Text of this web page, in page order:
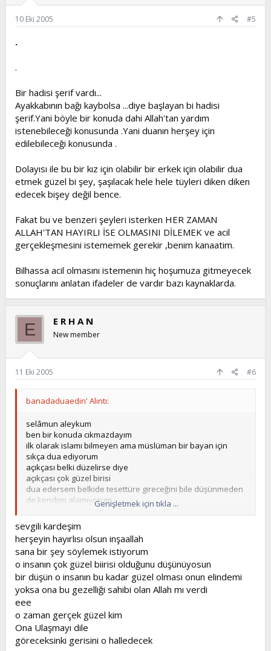
10 Eki 2005 #5
.
.
Bir hadisi şerif vardı...
Ayakkabının bağı kaybolsa ...diye başlayan bi hadisi
şerif.Yani böyle bir konuda dahi Allah'tan yardım
istenebileceği konusunda .Yani duanın herşey için
edilebileceği konusunda .
Dolayısı ile bu bir kız için olabilir bir erkek için olabilir dua
etmek güzel bi şey, şaşılacak hele hele tüyleri diken diken
edecek bişey değil bence.
Fakat bu ve benzeri şeyleri isterken HER ZAMAN
ALLAH'TAN HAYIRLI İSE OLMASINI DİLEMEK ve acil
gerçekleşmesini istememek gerekir ,benim kanaatim.
Bilhassa acil olmasını istemenin hiç hoşumuza gitmeyecek
sonuçlarını anlatan ifadeler de vardır bazı kaynaklarda.
E E R H A N
New member
11 Eki 2005 #6
banadaduaedin' Alıntı:
selâmun aleykum
ben bir konuda cıkmazdayım
ilk olarak islamı bilmeyen ama müslüman bir bayan için
sıkça dua ediyorum
açıkçası belki düzelirse diye
açıkçası çok güzel birisi
dua edersem belkide tesettüre gireceğini bile düşünmeden
de kendimi alamıyorum
siz bu konuda ne dersiniz.
Allah razı olsun
Genişletmek için tıkla ...
sevgili kardeşim
herşeyin hayırlısı olsun inşaallah
sana bir şey söylemek istiyorum
o insanın çok güzel biirisi olduğunu düşünüyosun
bir düşün o insanın bu kadar güzel olması onun elindemi
yoksa ona bu gezelliği sahibi olan Allah mı verdi
eee
o zaman gerçek güzel kim
Ona Ulaşmayı dile
göreceksinki gerisini o halledecek